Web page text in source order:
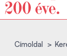
Címoldal